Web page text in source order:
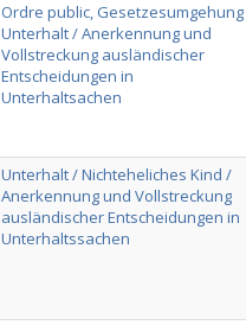
Ordre public,
Unterhalt / Anerkennung und
Vollstreckung ausländischer
Entscheidungen in
Unterhaltsachen
Unterhalt / Nichteheliches Kind /
Anerkennung und Vollstreckung
ausländischer Entscheidungen in
Unterhaltssachen